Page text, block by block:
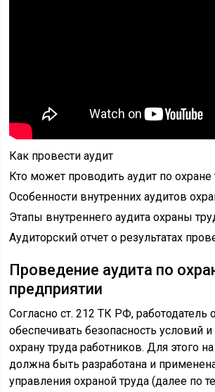
Как провести аудит
Кто может проводить аудит по охране
Особенности внутренних аудитов
Этапы внутреннего аудита охраны
Аудиторский отчет о результатах
Проведение аудита по
предприятии
Согласно ст. 212 ТК РФ, работодатель
обеспечивать безопасность условий
охрану труда работников. Для этого
должна быть разработана и
управления охраной труда (далее по